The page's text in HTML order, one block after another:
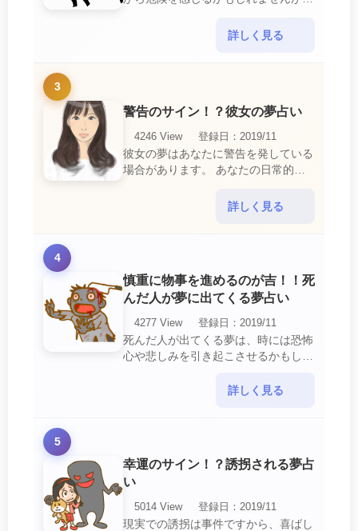
詳しく見る
3
警告のサイン！？彼女の夢占い
4246 View
登録日：2019/11
彼女の夢はあなたに警告を発している
場合があります。 あなたの日常的な
詳しく見る
4
慎重に物事を進めるのが吉！！死
んだ人が夢に出てくる夢占い
4277 View
登録日：2019/11
死んだ人が出てくる夢は、時には恐怖
心や悲しみを引き起こさせるかもしれ
意して欲しいメッセージや警告を伝え
詳しく見る
5
幸運のサイン！？誘拐される夢占
い
5014 View
登録日：2019/11
現実での誘拐は事件ですから、喜ばし